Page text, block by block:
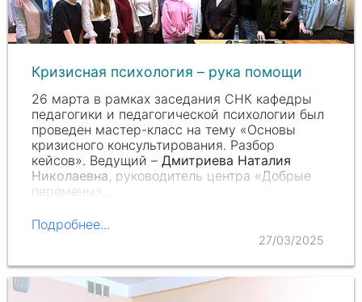
Кризисная психология – рука помощи
26 марта в рамках заседания СНК кафедры
педагогики и педагогической психологии был
проведен мастер-класс на тему «Основы
кризисного консультирования. Разбор
кейсов». Ведущий – Дмитриева Наталия
Николаевна, руководитель центра «Добрые
перемены»…
Подробнее...
27/03/2025